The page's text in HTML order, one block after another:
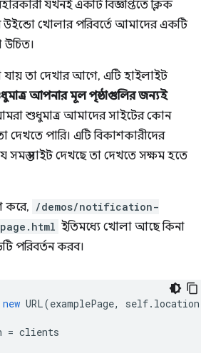
যখনই একটি বিজ্ঞপ্তিতে ক্লিক
খোলার পরিবর্তে আমাদের একটি
যায় তা দেখার আগে, এটি হাইলাইট
আপনার মূল পৃষ্ঠাগুলির জন্যই
শুধুমাত্র আমাদের সাইটের কোন
পারি। এটি বিকাশকারীদের
সমস্ত সাইট দেখছে তা দেখতে সক্ষম হতে
করে, /demos/notification-
ইতিমধ্যে খোলা আছে কিনা
পরিবর্তন করব।
new URL(examplePage, self. location
= clients